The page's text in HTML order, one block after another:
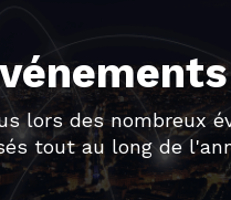
lors des nombreux
tout au long de